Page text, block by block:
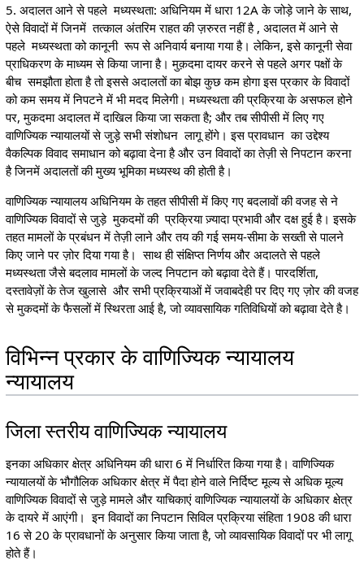
5. अदालत आने से पहले मध्यस्थता: अधिनियम में धारा 12A के जोड़े जाने के साथ,
ऐसे विवादों में जिनमें तत्काल अंतरिम राहत की ज़रुरत नहीं है , अदालत में आने से
पहले मध्यस्थता को कानूनी रूप से अनिवार्य बनाया गया है। लेकिन, इसे कानूनी सेवा
प्राधिकरण के माध्यम से किया जाना है। मुक़दमा दायर करने से पहले अगर पक्षों के
बीच समझौता होता है तो इससे अदालतों का बोझ कुछ कम होगा इस प्रकार के विवादों
को कम समय में निपटने में भी मदद मिलेगी। मध्यस्थता की प्रक्रिया के असफल होने
पर, मुकदमा अदालत में दाखिल किया जा सकता है; और तब सीपीसी में लिए गए
वाणिज्यिक न्यायालयों से जुड़े सभी संशोधन लागू होंगे। इस प्रावधान का उद्देश्य
वैकल्पिक विवाद समाधान को बढ़ावा देना है और उन विवादों का तेज़ी से निपटान करना
है जिनमें अदालतों की मुख्य भूमिका मध्यस्थ की होती है।
वाणिज्यिक न्यायालय अधिनियम के तहत सीपीसी में किए गए बदलावों की वजह से ने
वाणिज्यिक विवादों से जुड़े मुकदमों की प्रक्रिया ज़्यादा प्रभावी और दक्ष हुई है। इसके
तहत मामलों के प्रबंधन में तेज़ी लाने और तय की गई समय-सीमा के सख्ती से पालने
किए जाने पर ज़ोर दिया गया है। साथ ही संक्षिप्त निर्णय और अदालते से पहले
मध्यस्थता जैसे बदलाव मामलों के जल्द निपटान को बढ़ावा देते हैं। पारदर्शिता,
दस्तावेज़ों के तेज खुलासे और सभी प्रक्रियाओं में जवाबदेही पर दिए गए ज़ोर की वजह
से मुकदमों के फैसलों में स्थिरता आई है, जो व्यावसायिक गतिविधियों को बढ़ावा देते है।
विभिन्न प्रकार के वाणिज्यिक न्यायालय
न्यायालय
जिला स्तरीय वाणिज्यिक न्यायालय
इनका अधिकार क्षेत्र अधिनियम की धारा 6 में निर्धारित किया गया है। वाणिज्यिक
न्यायालयों के भौगौलिक अधिकार क्षेत्र में पैदा होने वाले निर्दिष्ट मूल्य से अधिक मूल्य
वाणिज्यिक विवादों से जुड़े मामले और याचिकाएं वाणिज्यिक न्यायालयों के अधिकार क्षेत्र
के दायरे में आएंगी। इन विवादों का निपटान सिविल प्रक्रिया संहिता 1908 की धारा
16 से 20 के प्रावधानों के अनुसार किया जाता है, जो व्यावसायिक विवादों पर भी लागू
होते हैं।